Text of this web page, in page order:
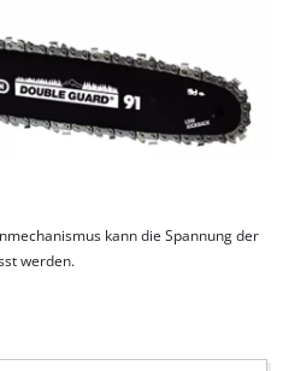
of technologies used.
byUsercentrics Consent
Platform
kann die Spannung der
werden.